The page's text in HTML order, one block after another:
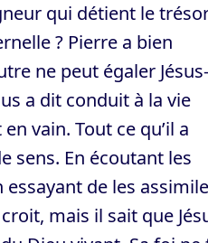
qui détient le
? Pierre a bien
ne peut égaler Jésus-
a dit conduit à la vie
vain. Tout ce qu’il a
sens. En écoutant les
essayant de les
mais il sait que